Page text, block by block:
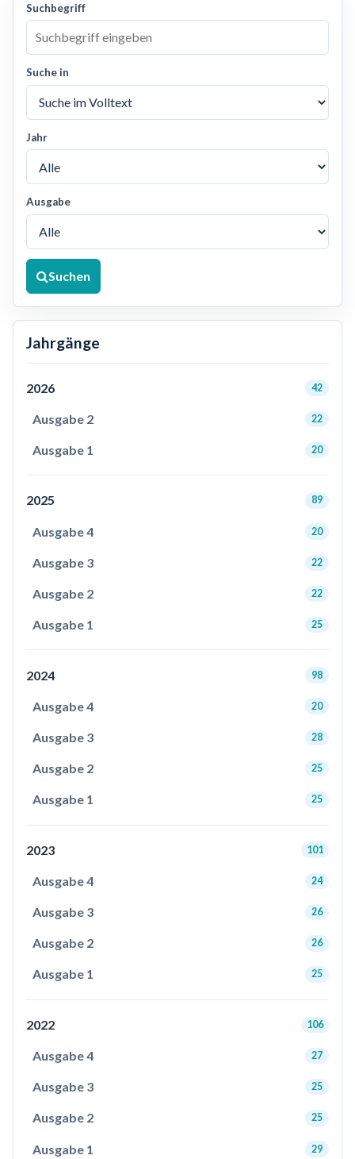
Suchbegriff
Suche in
Jahr
Ausgabe
Suchen
Jahrgänge
2026 42
Ausgabe 2 22
Ausgabe 1 20
2025 89
Ausgabe 4 20
Ausgabe 3 22
Ausgabe 2 22
Ausgabe 1 25
2024 98
Ausgabe 4 20
Ausgabe 3 28
Ausgabe 2 25
Ausgabe 1 25
2023 101
Ausgabe 4 24
Ausgabe 3 26
Ausgabe 2 26
Ausgabe 1 25
2022 106
Ausgabe 4 27
Ausgabe 3 25
Ausgabe 2 25
Ausgabe 1 29